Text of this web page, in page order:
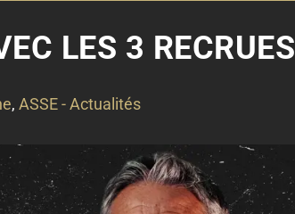
LES 3 RECRUES
, ASSE - Actualités